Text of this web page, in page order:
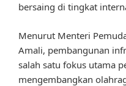
bersaing di tingkat
Menurut Menteri
Amali, pembangunan
salah satu fokus utama
mengembangkan